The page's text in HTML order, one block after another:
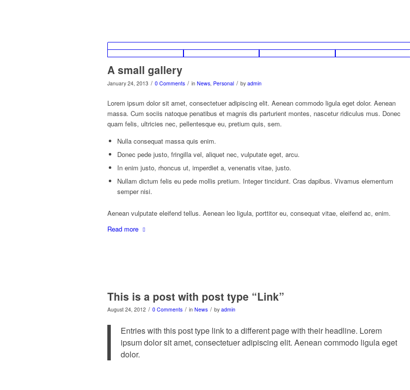
A small gallery
January 24, 2013 / 0 Comments / in News Personal / by admin
Lorem ipsum dolor sit amet, consectetuer adipiscing elit. Aenean commodo ligula eget dolor. Aenean
massa. Cum sociis natoque penatibus et magnis dis parturient montes, nascetur ridiculus mus. Donec
quam felis, ultricies nec, pellentesque eu, pretium quis, sem.
Nulla consequat massa quis enim.
Donec pede justo, fringilla vel, aliquet nec, vulputate eget, arcu.
In enim justo, rhoncus ut, imperdiet a, venenatis vitae, justo.
Nullam dictum felis eu pede mollis pretium. Integer tincidunt. Cras dapibus. Vivamus elementum
semper nisi.
Aenean vulputate eleifend tellus. Aenean leo ligula, porttitor eu, consequat vitae, eleifend ac, enim.
Read more
This is a post with post type “Link”
August 24, 2012 / 0 Comments / in News / by admin
Entries with this post type link to a different page with their headline. Lorem
ipsum dolor sit amet, consectetuer adipiscing elit. Aenean commodo ligula eget
dolor.